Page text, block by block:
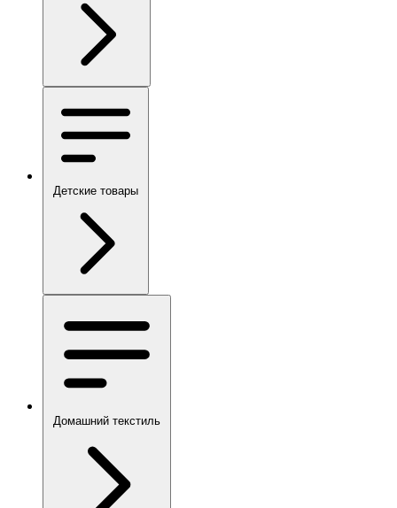
Детские товары
Домашний текстиль